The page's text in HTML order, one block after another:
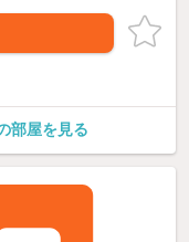
部屋を見る